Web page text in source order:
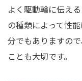
よく駆動輪に伝え
の種類によって性
分でもありますの
ことも大切です。